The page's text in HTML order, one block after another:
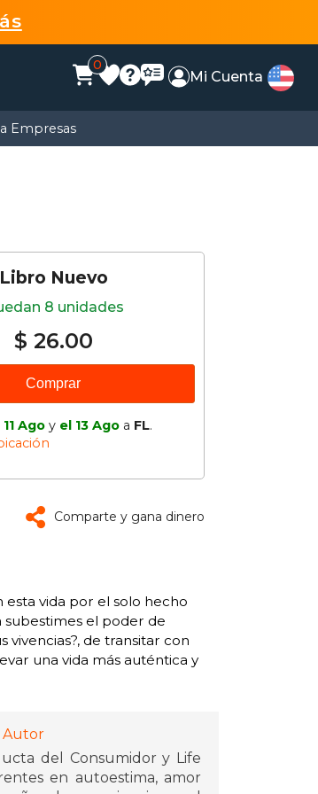
0
Mi Cuenta
Empresas
Libro Nuevo
8 unidades
$ 26.00
Comprar
Ago y el 13 Ago a FL.
Comparte y gana dinero
vida por el solo hecho
el poder de
vivencias?, de transitar con
una vida más auténtica y
Autor
del Consumidor y Life
en autoestima, amor